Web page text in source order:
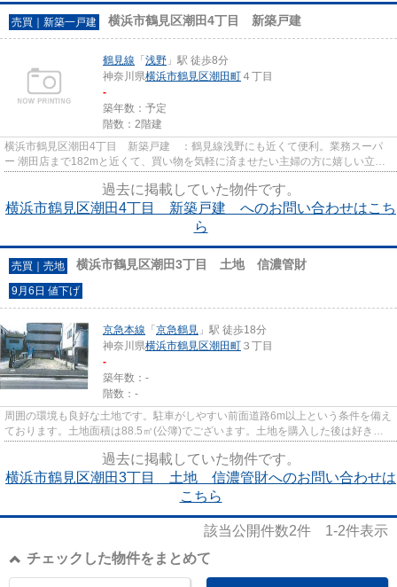
売買｜新築一戸建 横浜市鶴見区潮田4丁目 新築戸建
鶴見線 「 浅野 」駅 徒歩8分
神奈川県横浜市鶴見区潮田町 ４丁目
-
築年数：予定
階数：2階建
横浜市鶴見区潮田4丁目 新築戸建 ：鶴見線浅野にも近くて便利。業務スーパ
ー 潮田店まで182mと近くて、買い物を気軽に済ませたい主婦の方に嬉しい立地
過去に掲載していた物件です。
横浜市鶴見区潮田4丁目 新築戸建 へのお問い合わせはこち
ら
売買｜売地 横浜市鶴見区潮田3丁目 土地 信濃管財
9月6日 値下げ
京急本線 「 京急鶴見 」駅 徒歩18分
神奈川県横浜市鶴見区潮田町 ３丁目
-
築年数：-
階数：-
周囲の環境も良好な土地です。駐車がしやすい前面道路6m以上という条件を備え
ております。土地面積は88.5㎡(公簿)でございます。土地を購入した後は好きな
過去に掲載していた物件です。
横浜市鶴見区潮田3丁目 土地 信濃管財へのお問い合わせは
こちら
該当公開件数2件 1-2件表示
チェックした物件をまとめて